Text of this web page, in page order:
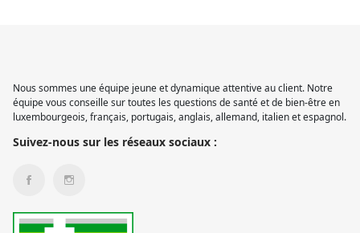
Nous sommes une équipe jeune et dynamique attentive au client. Notre
équipe vous conseille sur toutes les questions de santé et de bien-être en
luxembourgeois, français, portugais, anglais, allemand, italien et espagnol.
Suivez-nous sur les réseaux sociaux :